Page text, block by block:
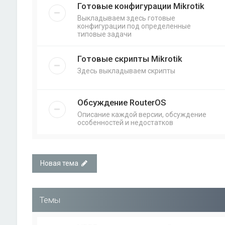
Готовые конфигурации Mikrotik
Выкладываем здесь готовые
конфигурации под определенные
типовые задачи
Готовые скрипты Mikrotik
Здесь выкладываем скрипты
Обсуждение RouterOS
Описание каждой версии, обсуждение
особенностей и недостатков
Новая тема
Темы